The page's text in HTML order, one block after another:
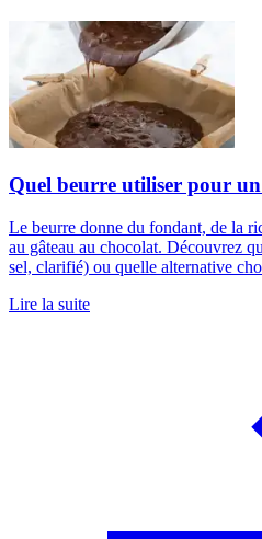
Quel beurre utiliser pour
Le beurre donne du fondant, de la
au gâteau au chocolat. Découvrez
sel, clarifié) ou quelle alternative
Lire la suite